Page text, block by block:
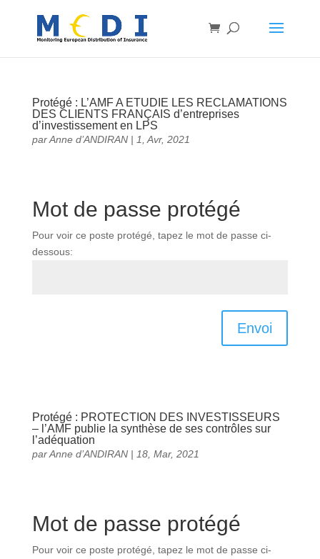
Protégé : L’AMF A ETUDIE LES RECLAMATIONS
DES CLIENTS FRANÇAIS d’entreprises
d’investissement en LPS
parAnne d’ANDIRAN| 1, Avr, 2021
Mot de passe protégé
Pour voir ce poste protégé, tapez le mot de passe ci-
dessous:
Envoi
Protégé : PROTECTION DES INVESTISSEURS
– l’AMF publie la synthèse de ses contrôles sur
l’adéquation
parAnne d’ANDIRAN| 18, Mar, 2021
Mot de passe protégé
Pour voir ce poste protégé, tapez le mot de passe ci-